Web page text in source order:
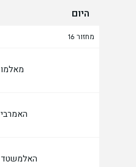
היום
מחזור 16
מאלמו
האמרבי
האלמשטד